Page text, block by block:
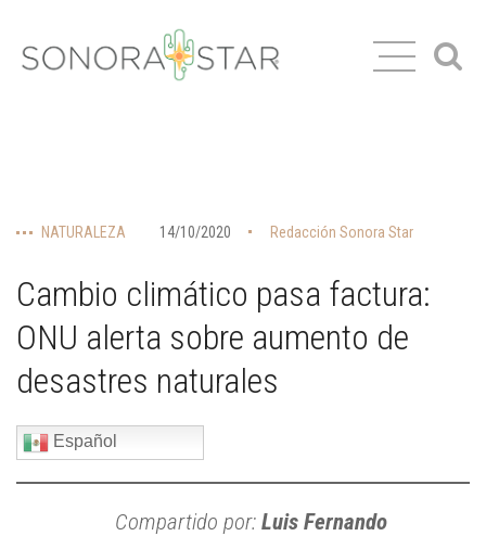
NATURALEZA 14/10/2020 Redacción Sonora Star
Cambio climático pasa factura:
ONU alerta sobre aumento de
desastres naturales
Español
Compartido por:Luis Fernando